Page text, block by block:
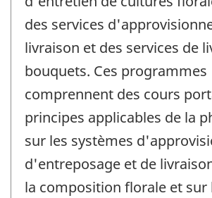
des services
livraison et des services de
bouquets. Ces programmes
comprennent des cours
principes applicables de la
sur les systèmes
d'entreposage et de
la composition florale et sur